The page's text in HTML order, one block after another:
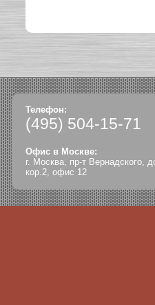
Телефон:
(495) 504-15-71
Офис в Москве:
г. Москва, пр-т Вернадского,
кор.2, офис 12